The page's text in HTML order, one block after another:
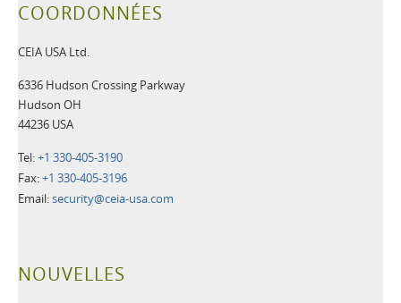
COORDONNÉES
CEIA USA Ltd.
6336 Hudson Crossing Parkway
Hudson OH
44236 USA
Tel:+1 330-405-3190
Fax:+1 330-405-3196
Email:security@ceia-usa.com
NOUVELLES